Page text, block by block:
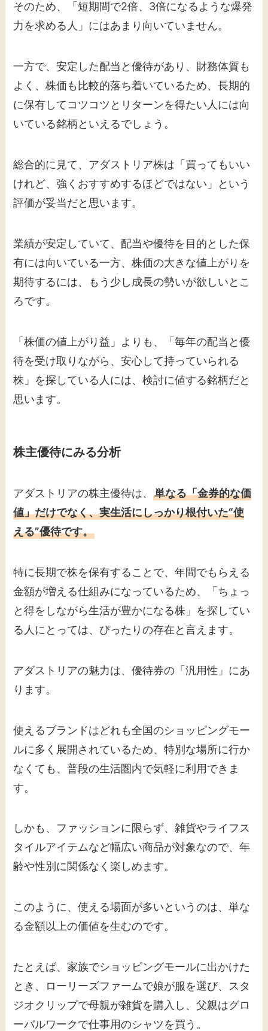
そのため、「短期間で2倍、3倍になるような爆発
力を求める人」にはあまり向いていません。
一方で、安定した配当と優待があり、財務体質も
よく、株価も比較的落ち着いているため、長期的
に保有してコツコツとリターンを得たい人には向
いている銘柄といえるでしょう。
総合的に見て、アダストリア株は「買ってもいい
けれど、強くおすすめするほどではない」という
評価が妥当だと思います。
業績が安定していて、配当や優待を目的とした保
有には向いている一方、株価の大きな値上がりを
期待するには、もう少し成長の勢いが欲しいとこ
ろです。
「株価の値上がり益」よりも、「毎年の配当と優
待を受け取りながら、安心して持っていられる
株」を探している人には、検討に値する銘柄だと
思います。
株主優待にみる分析
アダストリアの株主優待は、単なる「金券的な価
値」だけでなく、実生活にしっかり根付いた“使
える”優待です。
特に長期で株を保有することで、年間でもらえる
金額が増える仕組みになっているため、「ちょっ
と得をしながら生活が豊かになる株」を探してい
る人にとっては、ぴったりの存在と言えます。
アダストリアの魅力は、優待券の「汎用性」にあ
ります。
使えるブランドはどれも全国のショッピングモー
ルに多く展開されているため、特別な場所に行か
なくても、普段の生活圏内で気軽に利用できま
す。
しかも、ファッションに限らず、雑貨やライフス
タイルアイテムなど幅広い商品が対象なので、年
齢や性別に関係なく楽しめます。
このように、使える場面が多いというのは、単な
る金額以上の価値を生むのです。
たとえば、家族でショッピングモールに出かけた
とき、ローリーズファームで娘が服を選び、スタ
ジオクリップで母親が雑貨を購入し、父親はグロ
ーバルワークで仕事用のシャツを買う。